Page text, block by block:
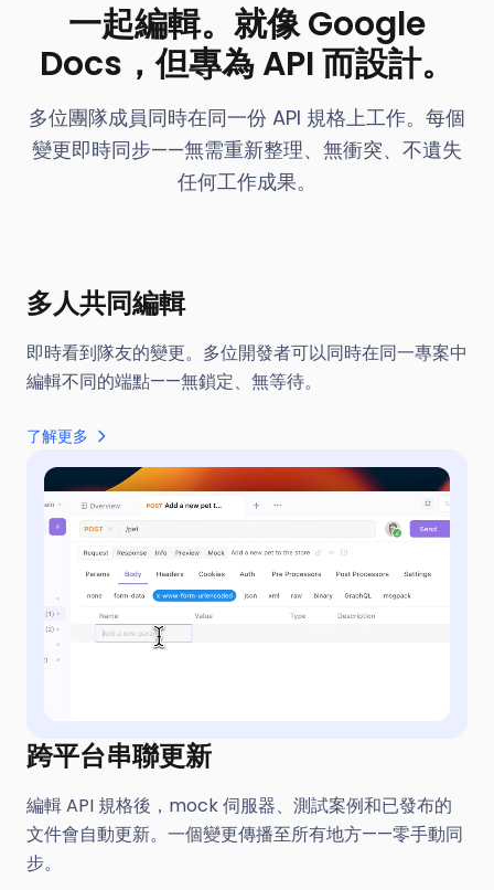
一起編輯。就像 Google
Docs，但專為 API 而設計。
多位團隊成員同時在同一份 API 規格上工作。每個
變更即時同步——無需重新整理、無衝突、不遺失
任何工作成果。
多人共同編輯
即時看到隊友的變更。多位開發者可以同時在同一專案中
編輯不同的端點——無鎖定、無等待。
了解更多
跨平台串聯更新
編輯 API 規格後，mock 伺服器、測試案例和已發布的
文件會自動更新。一個變更傳播至所有地方——零手動同
步。